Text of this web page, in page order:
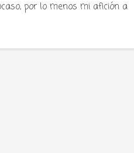
por lo menos mi afición a